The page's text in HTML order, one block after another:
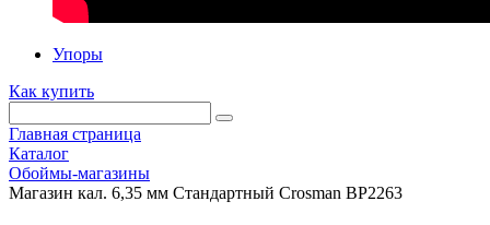
Упоры
Как купить
Главная страница
Каталог
Обоймы-магазины
Магазин кал. 6,35 мм Стандартный Crosman BP2263